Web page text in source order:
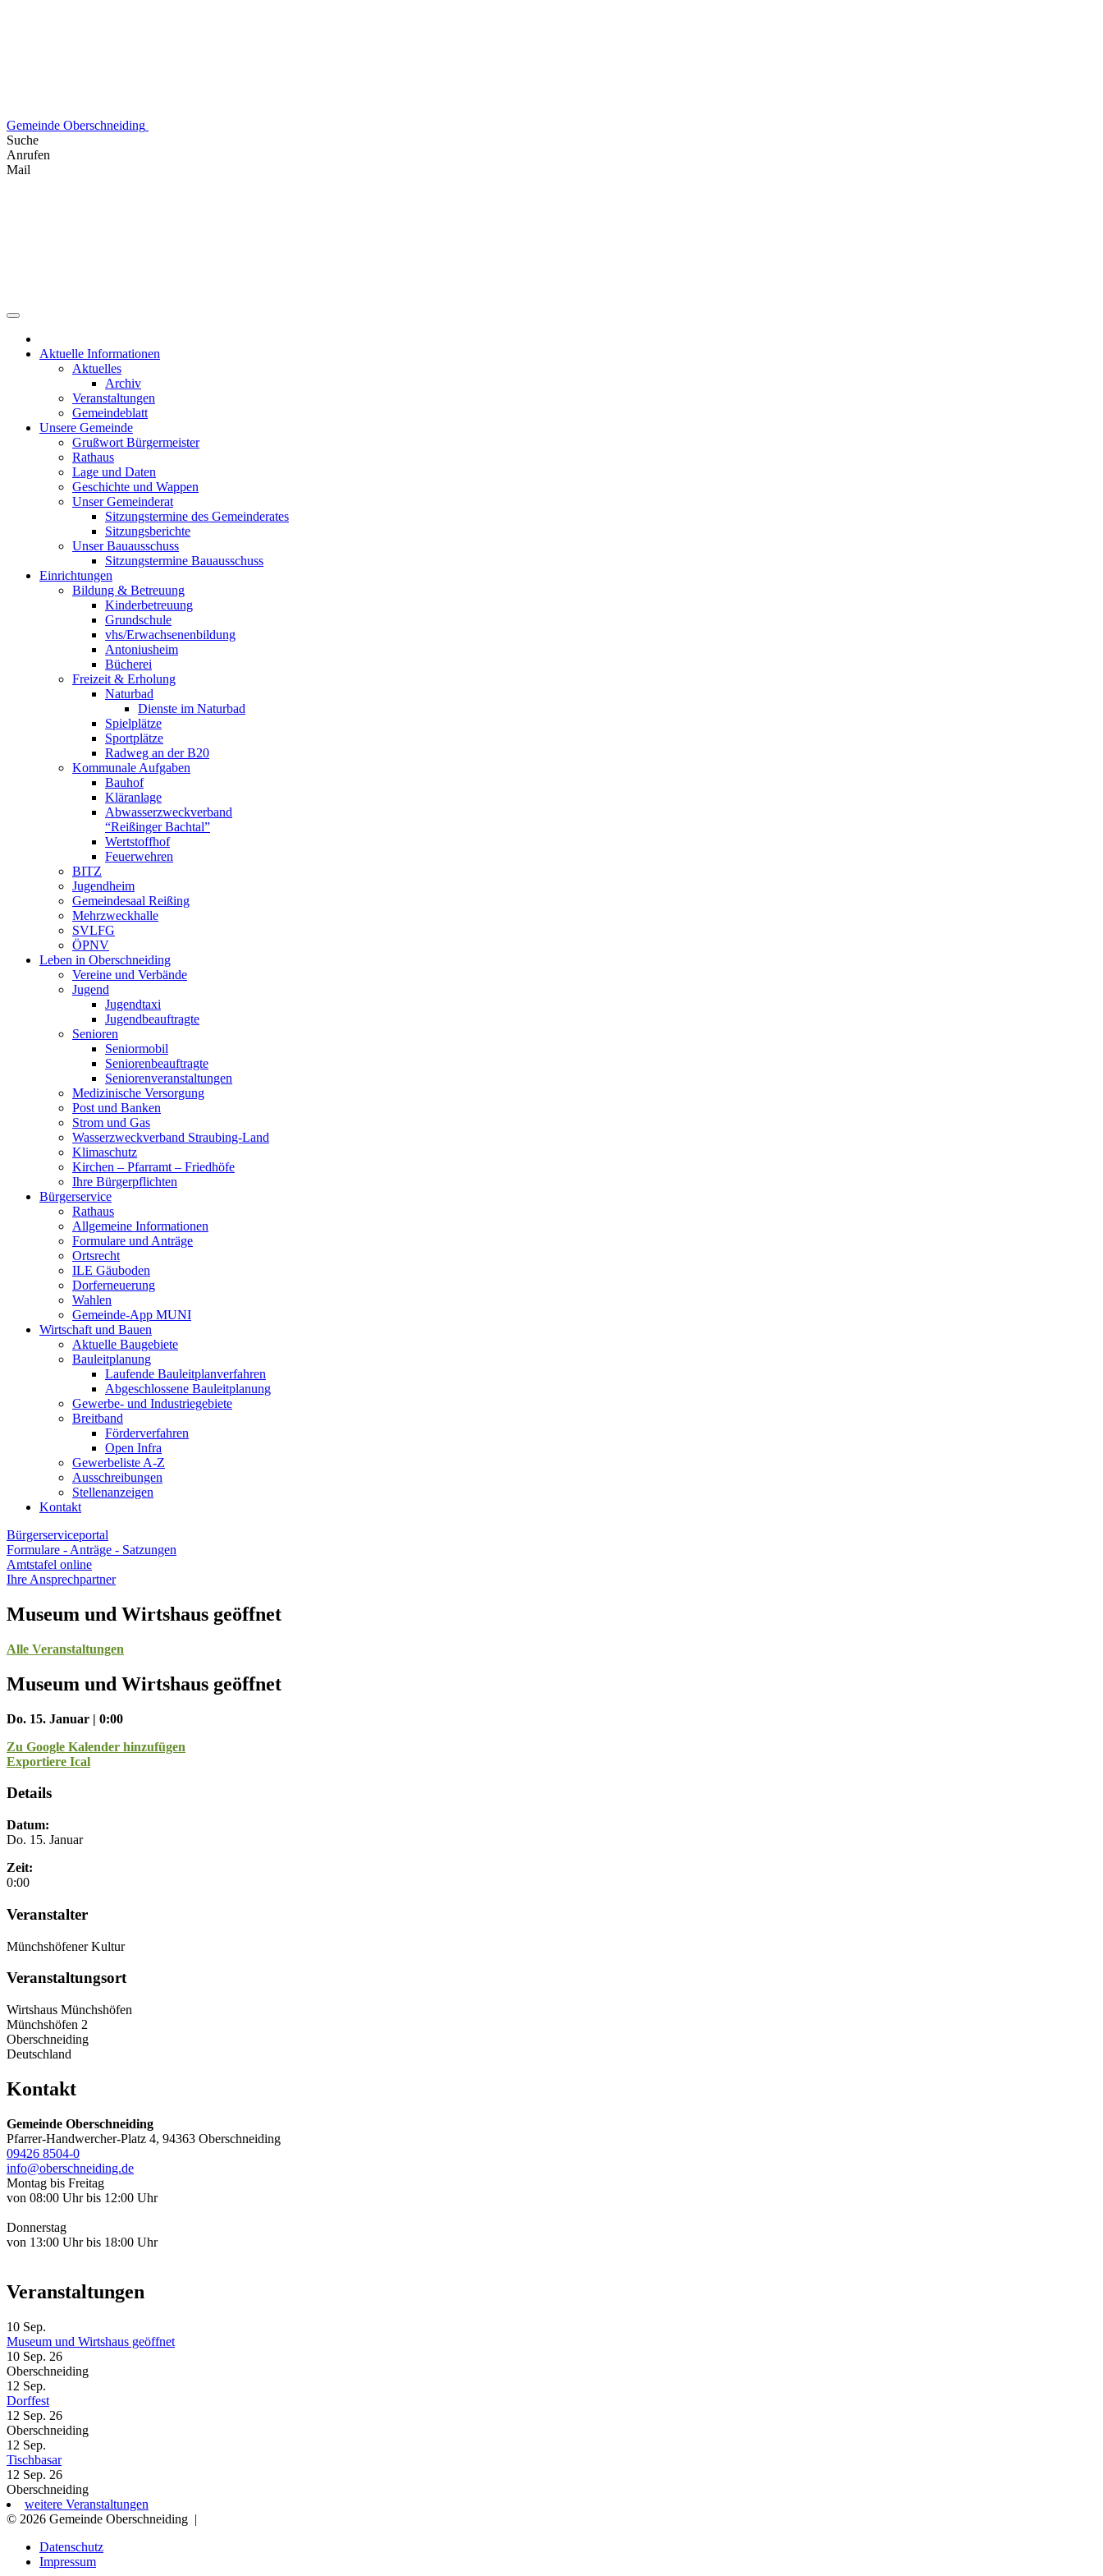
Gemeinde Oberschneiding
Suche
Anrufen
Mail
Aktuelle Informationen
Aktuelles
Archiv
Veranstaltungen
Gemeindeblatt
Unsere Gemeinde
Grußwort Bürgermeister
Rathaus
Lage und Daten
Geschichte und Wappen
Unser Gemeinderat
Sitzungstermine des Gemeinderates
Sitzungsberichte
Unser Bauausschuss
Sitzungstermine Bauausschuss
Einrichtungen
Bildung & Betreuung
Kinderbetreuung
Grundschule
vhs/Erwachsenenbildung
Antoniusheim
Bücherei
Freizeit & Erholung
Naturbad
Dienste im Naturbad
Spielplätze
Sportplätze
Radweg an der B20
Kommunale Aufgaben
Bauhof
Kläranlage
Abwasserzweckverband
“Reißinger Bachtal”
Wertstoffhof
Feuerwehren
BITZ
Jugendheim
Gemeindesaal Reißing
Mehrzweckhalle
SVLFG
ÖPNV
Leben in Oberschneiding
Vereine und Verbände
Jugend
Jugendtaxi
Jugendbeauftragte
Senioren
Seniormobil
Seniorenbeauftragte
Seniorenveranstaltungen
Medizinische Versorgung
Post und Banken
Strom und Gas
Wasserzweckverband Straubing-Land
Klimaschutz
Kirchen – Pfarramt – Friedhöfe
Ihre Bürgerpflichten
Bürgerservice
Rathaus
Allgemeine Informationen
Formulare und Anträge
Ortsrecht
ILE Gäuboden
Dorferneuerung
Wahlen
Gemeinde-App MUNI
Wirtschaft und Bauen
Aktuelle Baugebiete
Bauleitplanung
Laufende Bauleitplanverfahren
Abgeschlossene Bauleitplanung
Gewerbe- und Industriegebiete
Breitband
Förderverfahren
Open Infra
Gewerbeliste A-Z
Ausschreibungen
Stellenanzeigen
Kontakt
Bürgerserviceportal
Formulare - Anträge - Satzungen
Amtstafel online
Ihre Ansprechpartner
Museum und Wirtshaus geöffnet
Alle Veranstaltungen
Museum und Wirtshaus geöffnet
Do. 15. Januar | 0:00
Zu Google Kalender hinzufügen
Exportiere Ical
Details
Datum:
Do. 15. Januar
Zeit:
0:00
Veranstalter
Münchshöfener Kultur
Veranstaltungsort
Wirtshaus Münchshöfen
Münchshöfen 2
Oberschneiding
Deutschland
Kontakt
Gemeinde Oberschneiding
Pfarrer-Handwercher-Platz 4, 94363 Oberschneiding
09426 8504-0
info@oberschneiding.de
Montag bis Freitag
von 08:00 Uhr bis 12:00 Uhr
Donnerstag
von 13:00 Uhr bis 18:00 Uhr
Veranstaltungen
10 Sep.
Museum und Wirtshaus geöffnet
10 Sep. 26
Oberschneiding
12 Sep.
Dorffest
12 Sep. 26
Oberschneiding
12 Sep.
Tischbasar
12 Sep. 26
Oberschneiding
weitere Veranstaltungen
© 2026 Gemeinde Oberschneiding |
Datenschutz
Impressum